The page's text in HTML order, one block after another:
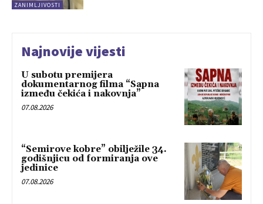
ZANIMLJIVOSTI
Najnovije vijesti
U subotu premijera
dokumentarnog filma “Sapna
između čekića i nakovnja”
07.08.2026
“Semirove kobre” obilježile 34.
godišnjicu od formiranja ove
jedinice
07.08.2026